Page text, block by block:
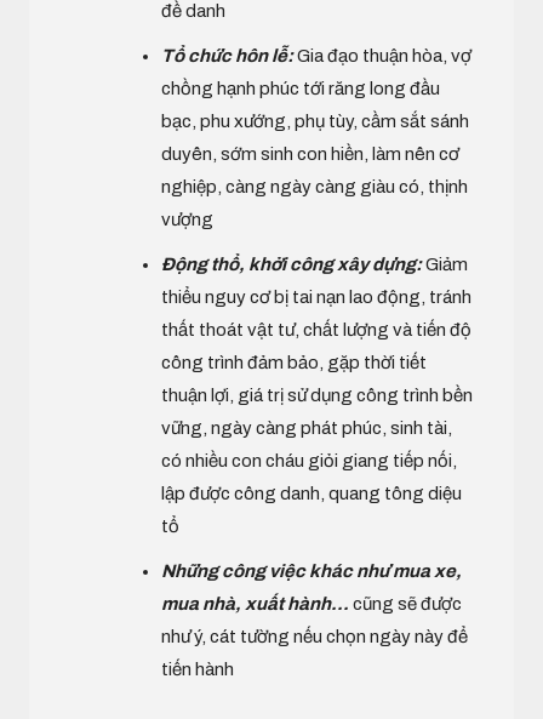
đề danh
Tổ chức hôn lễ:Gia đạo thuận hòa, vợ
chồng hạnh phúc tới răng long đầu
bạc, phu xướng, phụ tùy, cầm sắt sánh
duyên, sớm sinh con hiền, làm nên cơ
nghiệp, càng ngày càng giàu có, thịnh
vượng
Động thổ, khởi công xây dựng:Giảm
thiểu nguy cơ bị tai nạn lao động, tránh
thất thoát vật tư, chất lượng và tiến độ
công trình đảm bảo, gặp thời tiết
thuận lợi, giá trị sử dụng công trình bền
vững, ngày càng phát phúc, sinh tài,
có nhiều con cháu giỏi giang tiếp nối,
lập được công danh, quang tông diệu
tổ
Những công việc khác như mua xe,
mua nhà, xuất hành... cũng sẽ được
như ý, cát tường nếu chọn ngày này để
tiến hành